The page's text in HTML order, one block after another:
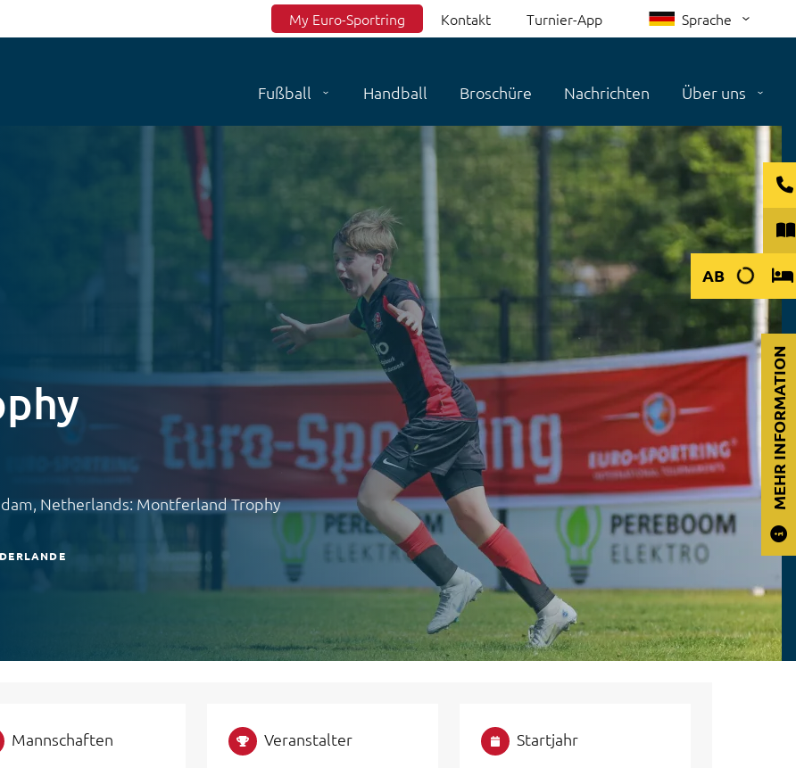
Top menu
My Euro-Sportring Kontakt Turnier-App Sprache
Fußball Handball Broschüre Nachrichten Über uns
Netherlands: Montferland Trophy
Mannschaften Veranstalter Startjahr
AB
MEHR INFORMATION